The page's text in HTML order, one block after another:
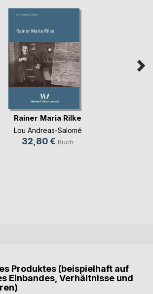
Rainer Maria Rilke
Lou Andreas-Salomé
32,80 € Buch
Produktes (beispielhaft auf
Einbandes, Verhältnisse und